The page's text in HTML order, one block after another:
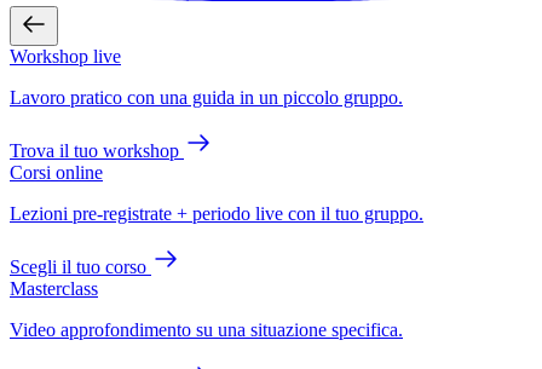
Workshop live
Lavoro pratico con una guida in un piccolo gruppo.
Trova il tuo workshop
Corsi online
Lezioni pre-registrate + periodo live con il tuo gruppo.
Scegli il tuo corso
Masterclass
Video approfondimento su una situazione specifica.